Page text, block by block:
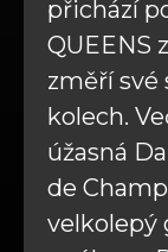
přichází
QUEENS
změří své
kolech.
úžasná
de
velkolepý